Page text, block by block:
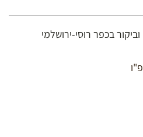
בכפר רוסי-ירושלמי